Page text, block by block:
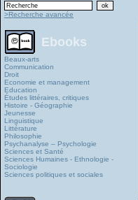
>Recherche avancée
Ebooks
Beaux-arts
Communication
Droit
Economie et management
Education
Études littéraires, critiques
Histoire - Géographie
Jeunesse
Linguistique
Littérature
Philosophie
Psychanalyse – Psychologie
Sciences et Santé
Sciences Humaines - Ethnologie -
Sociologie
Sciences politiques et sociales